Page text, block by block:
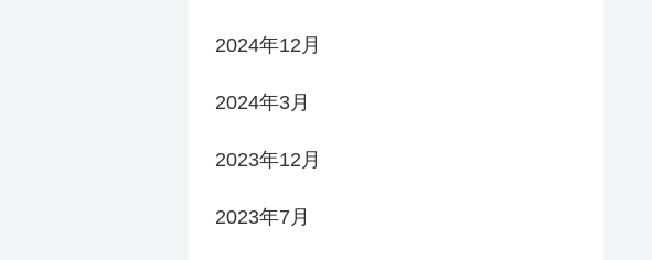
2024年12月
2024年3月
2023年12月
2023年7月